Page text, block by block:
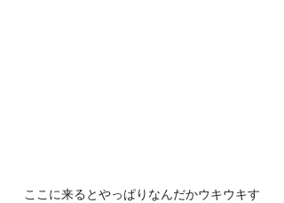
ここに来るとやっぱりなんだかウキウキす